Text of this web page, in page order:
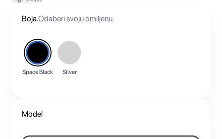
Boja.Odaberi svoju omiljenu.
Space Black Silver
Model